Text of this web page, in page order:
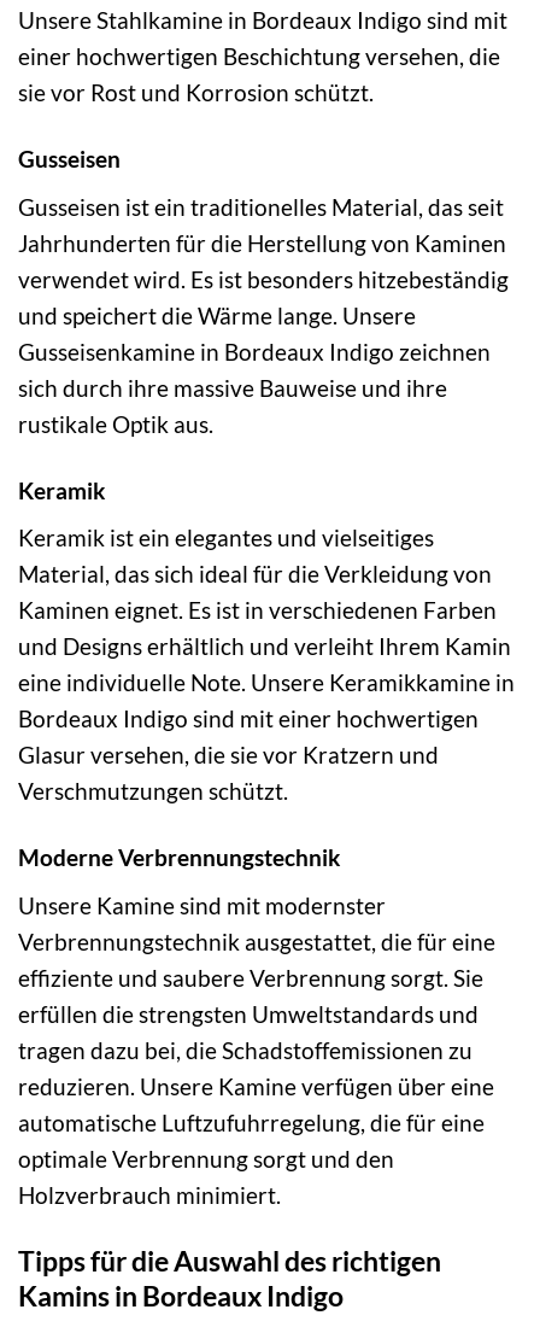
Unsere Stahlkamine in Bordeaux Indigo sind mit
einer hochwertigen Beschichtung versehen, die
sie vor Rost und Korrosion schützt.
Gusseisen
Gusseisen ist ein traditionelles Material, das seit
Jahrhunderten für die Herstellung von Kaminen
verwendet wird. Es ist besonders hitzebeständig
und speichert die Wärme lange. Unsere
Gusseisenkamine in Bordeaux Indigo zeichnen
sich durch ihre massive Bauweise und ihre
rustikale Optik aus.
Keramik
Keramik ist ein elegantes und vielseitiges
Material, das sich ideal für die Verkleidung von
Kaminen eignet. Es ist in verschiedenen Farben
und Designs erhältlich und verleiht Ihrem Kamin
eine individuelle Note. Unsere Keramikkamine in
Bordeaux Indigo sind mit einer hochwertigen
Glasur versehen, die sie vor Kratzern und
Verschmutzungen schützt.
Moderne Verbrennungstechnik
Unsere Kamine sind mit modernster
Verbrennungstechnik ausgestattet, die für eine
effiziente und saubere Verbrennung sorgt. Sie
erfüllen die strengsten Umweltstandards und
tragen dazu bei, die Schadstoffemissionen zu
reduzieren. Unsere Kamine verfügen über eine
automatische Luftzufuhrregelung, die für eine
optimale Verbrennung sorgt und den
Holzverbrauch minimiert.
Tipps für die Auswahl des richtigen
Kamins in Bordeaux Indigo